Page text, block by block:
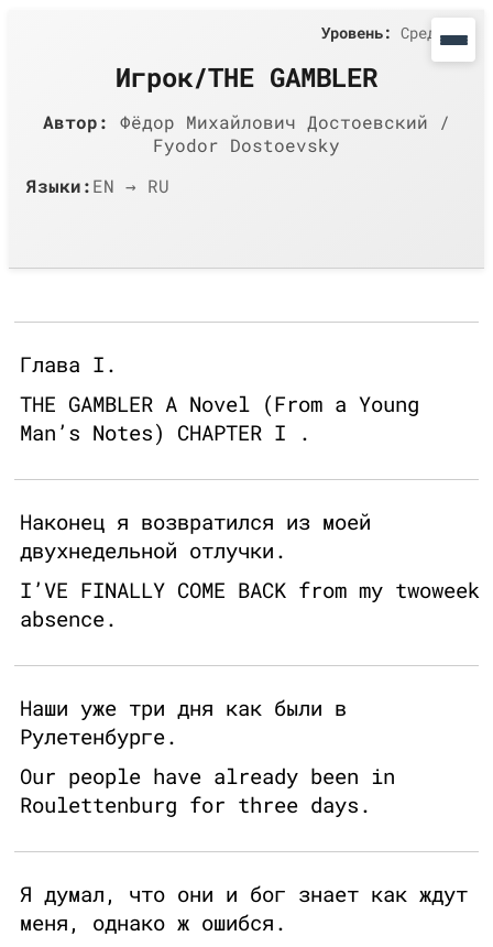
Игрок/THE GAMBLER
Автор:
Фёдор Михайлович Достоевский /
Fyodor Dostoevsky
Языки:EN → RU
Уровень: Средний
Глава I.
THE GAMBLER A Novel (From a Young
Man’s Notes) CHAPTER I .
Наконец я возвратился из моей
двухнедельной отлучки.
I’VE FINALLY COME BACK from my twoweek
absence.
Наши уже три дня как были в
Рулетенбурге.
Our people have already been in
Roulettenburg for three days.
Я думал, что они и бог знает как ждут
меня, однако ж ошибся.